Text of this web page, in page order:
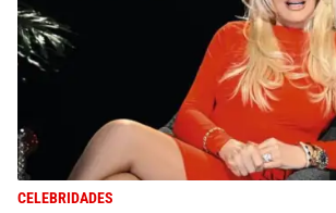
CELEBRIDADES